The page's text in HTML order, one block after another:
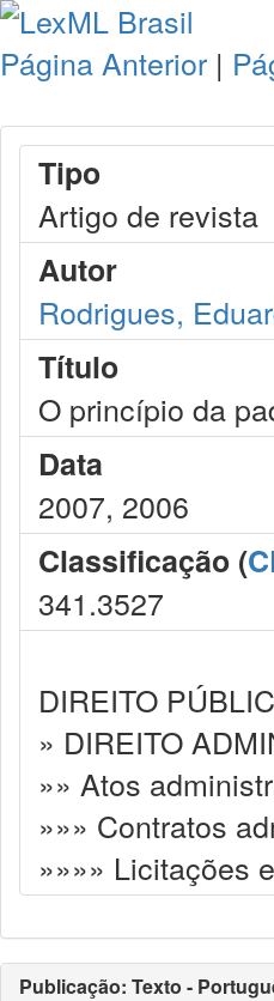
Página Anterior |
Tipo
Artigo de revista
Autor
Rodrigues,
Título
O princípio da
Data
2007, 2006
Classificação (
341.3527
DIREITO
» DIREITO
»» Atos
»»» Contratos
»»»» Licitações
Publicação: Texto -